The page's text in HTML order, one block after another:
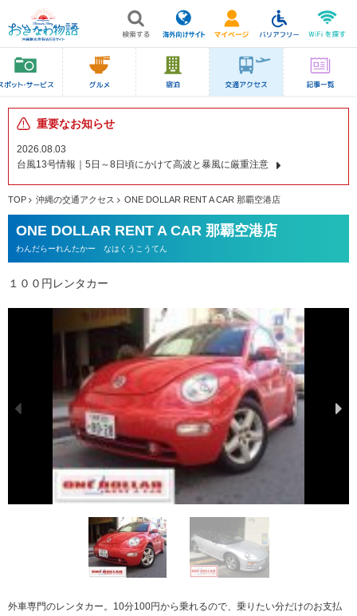
重要なお知らせ
2026.08.03
台風13号情報｜5日～8日頃にかけて高波と暴風に厳重注意
TOP 沖縄の交通アクセス ONE DOLLAR RENT A CAR 那覇空港店
ONE DOLLAR RENT A CAR 那覇空港店
わんだらーれんたかー なはくうこうてん
１００円レンタカー
外車専門のレンタカー。10分100円から乗れるので、乗りたい分だけのお支払